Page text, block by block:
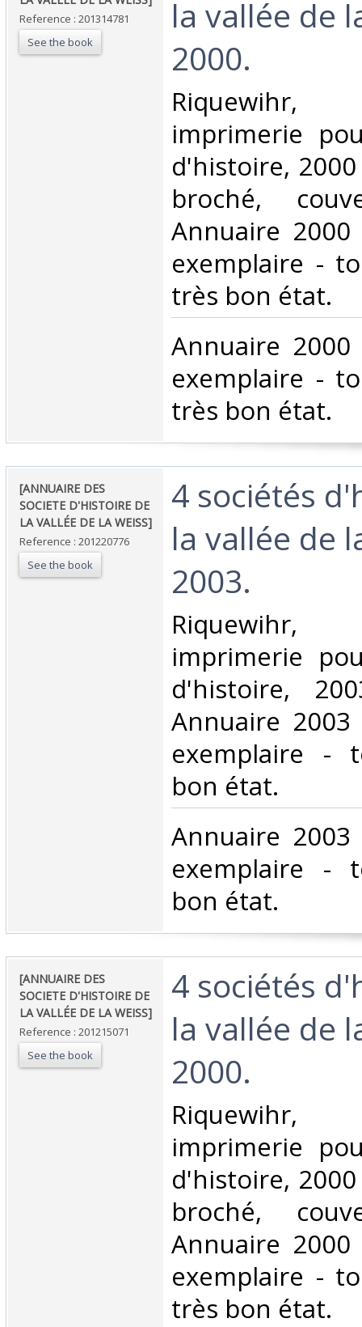
Reference : 201314781
See the book
la vallée de
2000. ‎
imprimerie
d'histoire,
broché,
Annuaire
exemplaire -
très bon état.‎
‎Annuaire
exemplaire -
très bon état.‎
‎[ANNUAIRE DES
SOCIETE D'HISTOIRE DE
LA VALLÉE DE LA WEISS]‎
Reference : 201220776
See the book
‎4 sociétés
la vallée de
2003. ‎
imprimerie
d'histoire,
Annuaire
exemplaire -
bon état.‎
‎Annuaire
exemplaire -
bon état.‎
‎[ANNUAIRE DES
SOCIETE D'HISTOIRE DE
LA VALLÉE DE LA WEISS]‎
Reference : 201215071
See the book
‎4 sociétés
la vallée de
2000. ‎
imprimerie
d'histoire,
broché,
Annuaire
exemplaire -
très bon état.‎